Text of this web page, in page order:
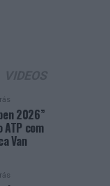
2026”
com
Van